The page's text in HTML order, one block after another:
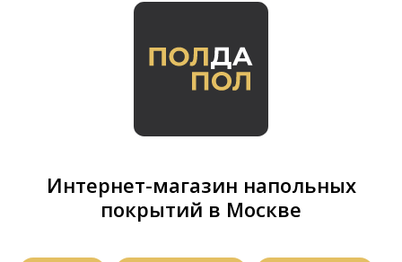
Интернет-магазин напольных
покрытий в Москве